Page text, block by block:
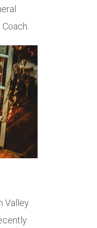
Valley.
für unsere
und
Abendessen
waren mehr als
freundliches
Team,
Fragen
faire Preise, sehr
vielfältige
Anlieferung.
bestellen
Cateringservice auf